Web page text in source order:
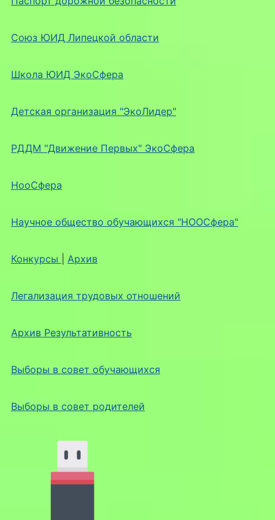
Союз ЮИД Липецкой области
Школа ЮИД ЭкоСфера
Детская организация "ЭкоЛидер"
РДДМ "Движение Первых" ЭкоСфера
НооСфера
Научное общество обучающихся "НООСфера"
Конкурсы Архив
Легализация трудовых отношений
Архив Результативность
Выборы в совет обучающихся
Выборы в совет родителей